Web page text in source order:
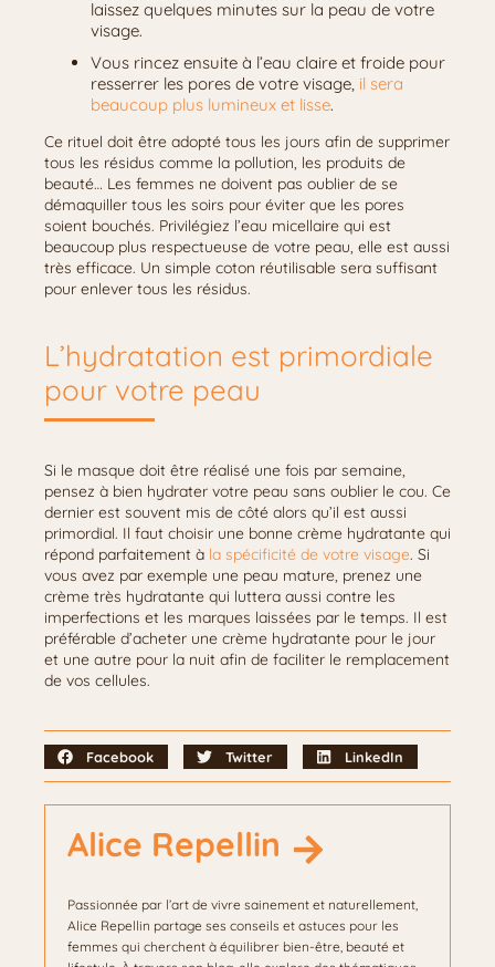
laissez quelques minutes sur la peau de votre
visage.
Vous rincez ensuite à l’eau claire et froide pour
resserrer les pores de votre visage, il sera
beaucoup plus lumineux et lisse.
Ce rituel doit être adopté tous les jours afin de supprimer
tous les résidus comme la pollution, les produits de
beauté… Les femmes ne doivent pas oublier de se
démaquiller tous les soirs pour éviter que les pores
soient bouchés. Privilégiez l’eau micellaire qui est
beaucoup plus respectueuse de votre peau, elle est aussi
très efficace. Un simple coton réutilisable sera suffisant
pour enlever tous les résidus.
L’hydratation est primordiale
pour votre peau
Si le masque doit être réalisé une fois par semaine,
pensez à bien hydrater votre peau sans oublier le cou. Ce
dernier est souvent mis de côté alors qu’il est aussi
primordial. Il faut choisir une bonne crème hydratante qui
répond parfaitement à la spécificité de votre visage. Si
vous avez par exemple une peau mature, prenez une
crème très hydratante qui luttera aussi contre les
imperfections et les marques laissées par le temps. Il est
préférable d’acheter une crème hydratante pour le jour
et une autre pour la nuit afin de faciliter le remplacement
de vos cellules.
Facebook Twitter LinkedIn
Alice Repellin
Passionnée par l’art de vivre sainement et naturellement,
Alice Repellin partage ses conseils et astuces pour les
femmes qui cherchent à équilibrer bien-être, beauté et